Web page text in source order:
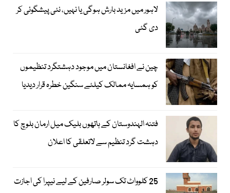
لاہور میں مزید بارش ہوگی یا نہیں، نئی پیشگوئی کر
دی گئی
چین نے افغانستان میں موجود دہشتگرد تنظیموں
کو ہمسایہ ممالک کیلئے سنگین خطرہ قرار دیدیا
فتنہ الہندوستان کے ہاتھوں بلیک میل ارمان بلوچ کا
دہشت گرد تنظیم سے لاتعلقی کا اعلان
25 کلوواٹ تک سولر صارفین کے لیے نیپرا کی اجازت